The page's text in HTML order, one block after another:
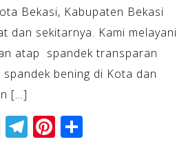
Bekasi, Kabupaten Bekasi
dan sekitarnya. Kami melayani
atap spandek transparan
bening di Kota dan
[…]
X T Pi S